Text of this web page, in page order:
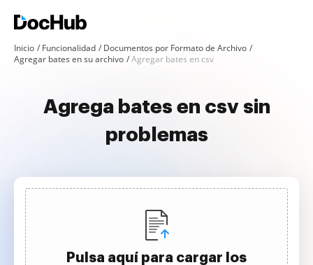
Inicio Funcionalidad
Documentos por Formato de Archivo
Agregar bates en su archivo
Agregar bates en csv
Agrega bates en csv sin
problemas
Pulsa aquí para cargar los